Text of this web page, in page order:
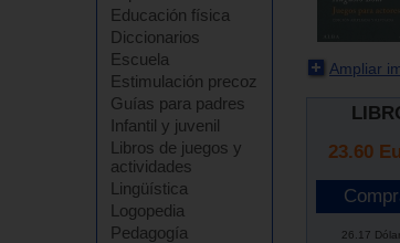
Educación física
Diccionarios
Escuela
Estimulación precoz
Guías para padres
Infantil y juvenil
Libros de juegos y
actividades
Lingüística
Logopedia
Pedagogía
Ampliar
23.60
26.17